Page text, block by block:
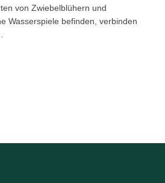
von Zwiebelblühern und
Wasserspiele befinden, verbinden